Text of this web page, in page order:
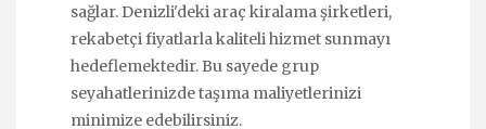
sağlar. Denizli'deki araç kiralama şirketleri,
rekabetçi fiyatlarla kaliteli hizmet sunmayı
hedeflemektedir. Bu sayede grup
seyahatlerinizde taşıma maliyetlerinizi
minimize edebilirsiniz.